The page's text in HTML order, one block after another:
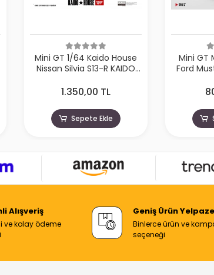
Mini GT 1/64 Kaido House
Nissan Silvia S13-R KAIDO
1.350,00 TL
Sepete Ekle
Mini GT
Ford
Alışveriş
ve kolay ödeme
Geniş Ürün
Binlerce ürün ve
seçeneği